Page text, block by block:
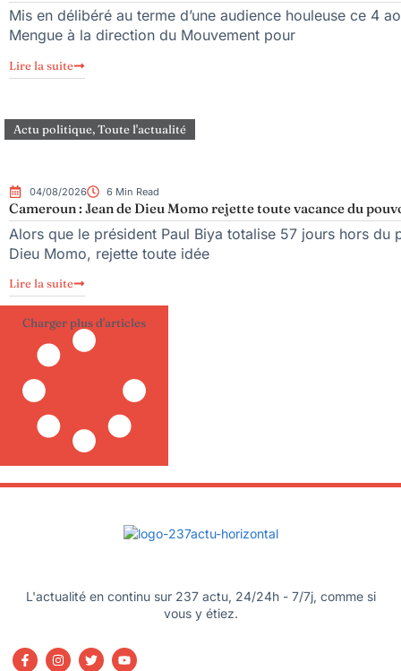
Mis en délibéré au terme d’une audience houleuse ce 4
Mengue à la direction du Mouvement pour
Lire la suite
Actu politique,Toute l'actualité
04/08/2026 6 Min Read
Cameroun : Jean de Dieu Momo rejette toute vacance du
Alors que le président Paul Biya totalise 57 jours hors
Dieu Momo, rejette toute idée
Lire la suite
Charger plus d'articles
L'actualité en continu sur 237 actu, 24/24h - 7/7j, comme si
vous y étiez.